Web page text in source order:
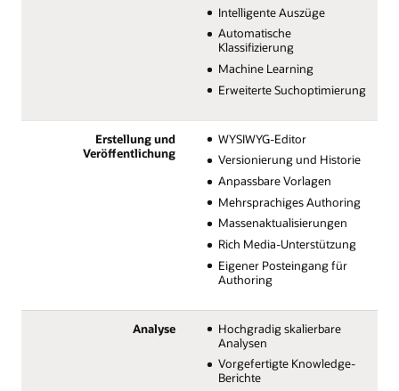
Intelligente Auszüge
Automatische
Klassifizierung
Machine Learning
Erweiterte Suchoptimierung
Erstellung und
Veröffentlichung
WYSIWYG-Editor
Versionierung und Historie
Anpassbare Vorlagen
Mehrsprachiges Authoring
Massenaktualisierungen
Rich Media-Unterstützung
Eigener Posteingang für
Authoring
Analyse
Hochgradig skalierbare
Analysen
Vorgefertigte Knowledge-
Berichte